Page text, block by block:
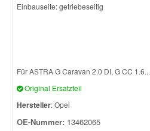
Einbauseite: getriebeseitig
Für ASTRA G Caravan 2.0 DI, G CC 1.6...
Original Ersatzteil
Hersteller: Opel
OE-Nummer: 13462065